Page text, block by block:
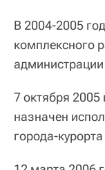
В 2004‑2005
комплексного
7 октября
назначен
города-